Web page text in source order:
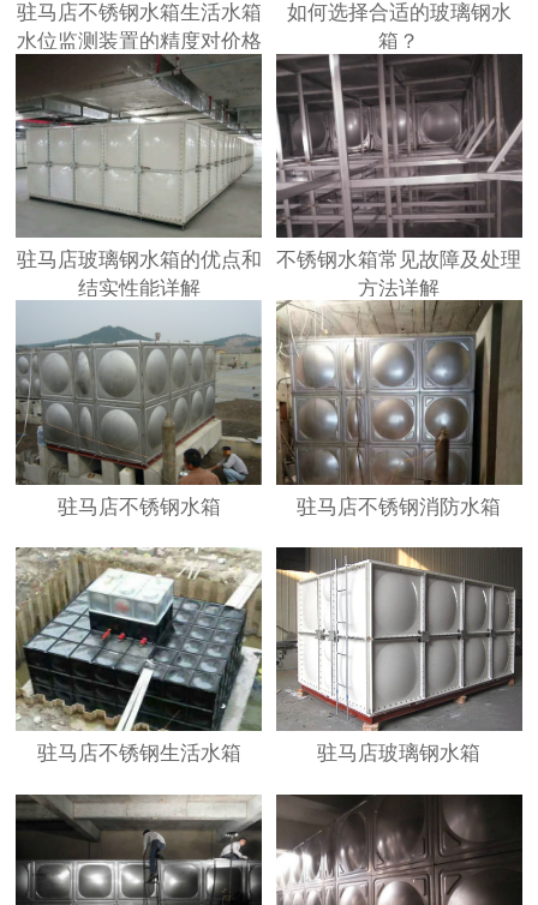
驻马店不锈钢水箱生活水箱
水位监测装置的精度对价格
的影响
如何选择合适的玻璃钢水
箱？
驻马店玻璃钢水箱的优点和
结实性能详解
不锈钢水箱常见故障及处理
方法详解
驻马店不锈钢水箱 驻马店不锈钢消防水箱
驻马店不锈钢生活水箱 驻马店玻璃钢水箱